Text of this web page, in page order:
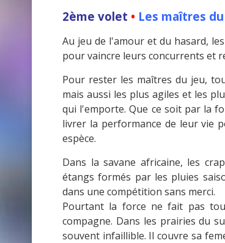
2ème volet • Les maîtres
Au jeu de l'amour et du hasard,
pour vaincre leurs concurrents et
Pour rester les maîtres du jeu,
mais aussi les plus agiles et les
qui l'emporte. Que ce soit par la
livrer la performance de leur vie
espèce.
Dans la savane africaine, les
étangs formés par les pluies
dans une compétition sans merci.
Pourtant la force ne fait pas
compagne. Dans les prairies du
souvent infaillible. Il couvre sa